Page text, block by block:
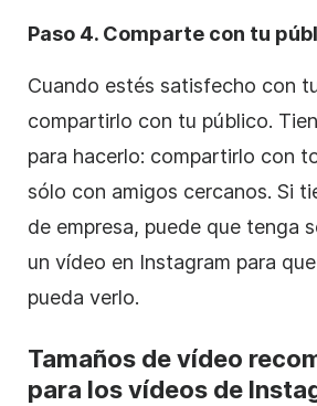
Paso 4. Comparte con tu
Cuando estés satisfecho con
compartirlo con tu público.
para hacerlo: compartirlo con
sólo con amigos cercanos. Si
de empresa, puede que tenga
un vídeo en Instagram para
pueda verlo.
Tamaños de vídeo
para los vídeos de